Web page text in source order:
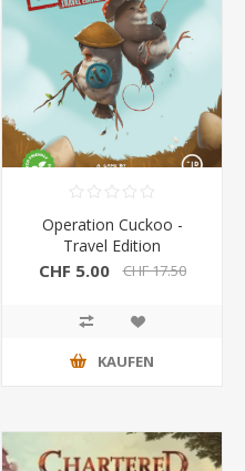
Operation Cuckoo -
Travel Edition
CHF 5.00 CHF 17.50
KAUFEN